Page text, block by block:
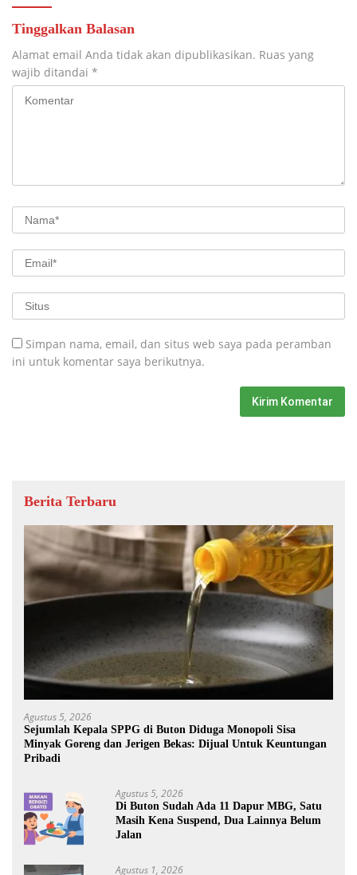
Tinggalkan Balasan
Alamat email Anda tidak akan dipublikasikan. Ruas yang
wajib ditandai *
Simpan nama, email, dan situs web saya pada peramban
ini untuk komentar saya berikutnya.
Berita Terbaru
Agustus 5, 2026
Sejumlah Kepala SPPG di Buton Diduga Monopoli Sisa
Minyak Goreng dan Jerigen Bekas: Dijual Untuk Keuntungan
Pribadi
Agustus 5, 2026
Di Buton Sudah Ada 11 Dapur MBG, Satu
Masih Kena Suspend, Dua Lainnya Belum
Jalan
Agustus 1, 2026